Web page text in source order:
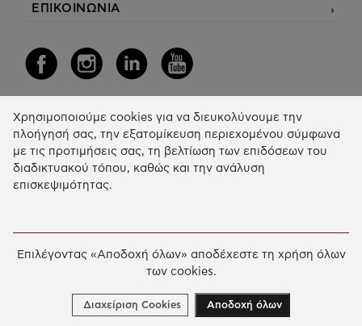
ΕΠΙΚΟΙΝΩΝΙΑ
Η Δράση μας
ΕΚΠΑIΔΕΥΣΗ & ΑΝΑΠΤΥΞΗ ΔΕΞΙΟΤΗΤΩΝ
ΚΑΙΝΟΤΟΜΙΑ & ΒΙΩΣΙΜΗ ΑΝΑΠΤΥΞΗ
ΧΡΗΜΑΤΟΔΟΤΗΣΕΙΣ
Χρησιμοποιούμε cookies για να διευκολύνουμε την
πλοήγησή σας, την εξατομίκευση περιεχομένου σύμφωνα
με τις προτιμήσεις σας, τη βελτίωση των επιδόσεων του
διαδικτυακού τόπου, καθώς και την ανάλυση
επισκεψιμότητας.
Επιλέγοντας «Αποδοχή όλων» αποδέχεστε τη χρήση όλων
των cookies.
Διαχείριση Cookies Αποδοχή όλων